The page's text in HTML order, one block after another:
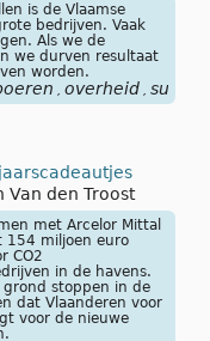
is de Vlaamse
bedrijven. Vaak
Als we de
we durven resultaat
worden.
, overheid ,
Van den Troost
met Arcelor Mittal
154 miljoen euro
CO2
in de havens.
grond stoppen in de
dat Vlaanderen voor
voor de nieuwe